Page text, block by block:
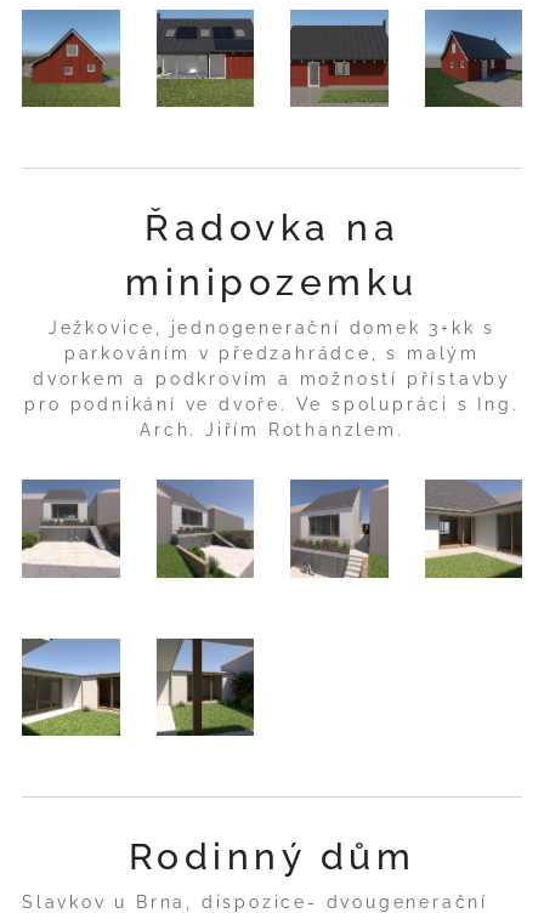
Řadovka na
minipozemku
Ježkovice, jednogenerační domek 3+kk s
parkováním v předzahrádce, s malým
dvorkem a podkrovím a možností přístavby
pro podnikání ve dvoře. Ve spolupráci s Ing.
Arch. Jiřím Rothanzlem.
Rodinný dům
Slavkov u Brna, dispozice- dvougenerační